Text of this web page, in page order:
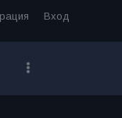
Вход